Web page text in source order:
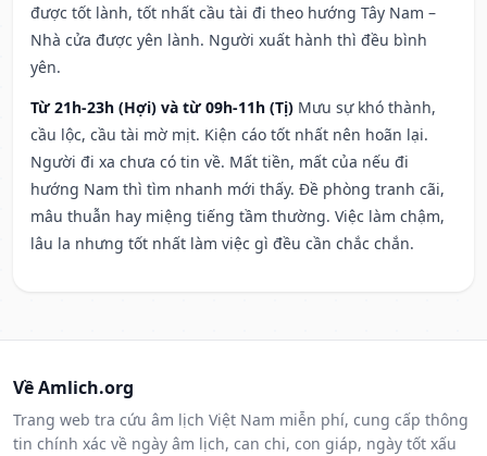
được tốt lành, tốt nhất cầu tài đi theo hướng Tây Nam –
Nhà cửa được yên lành. Người xuất hành thì đều bình
yên.
Từ 21h-23h (Hợi) và từ 09h-11h (Tị) Mưu sự khó thành,
cầu lộc, cầu tài mờ mịt. Kiện cáo tốt nhất nên hoãn lại.
Người đi xa chưa có tin về. Mất tiền, mất của nếu đi
hướng Nam thì tìm nhanh mới thấy. Đề phòng tranh cãi,
mâu thuẫn hay miệng tiếng tầm thường. Việc làm chậm,
lâu la nhưng tốt nhất làm việc gì đều cần chắc chắn.
Về Amlich.org
Trang web tra cứu âm lịch Việt Nam miễn phí, cung cấp thông
tin chính xác về ngày âm lịch, can chi, con giáp, ngày tốt xấu